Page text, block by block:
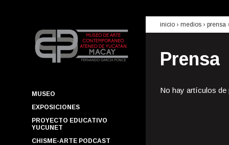
MUSEO
EXPOSICIONES
PROYECTO EDUCATIVO
YUCUNET
CHISME-ARTE PODCAST
inicio › medios › prensa
Prensa
No hay artículos de